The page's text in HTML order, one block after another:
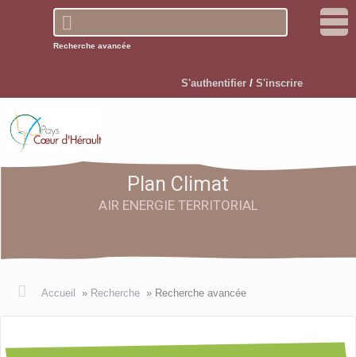
Recherche avancée
S'authentifier/ S'inscrire
Plan Climat
AIR ENERGIE TERRITORIAL
Devenir participant
Accueil » Recherche » Recherche avancée